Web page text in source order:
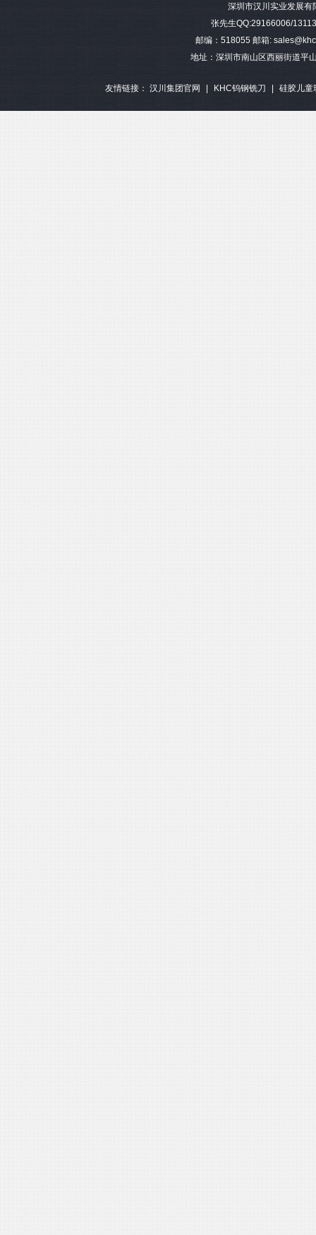
深圳市汉川实业发展
张先生QQ:29166006/
邮编：518055 邮箱:
地址：深圳市南山区西丽街道平
友情链接： 汉川集团官网 | KHC钨钢铣刀 | 硅胶儿童